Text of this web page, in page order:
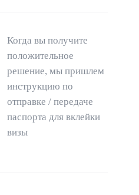
Когда вы получите
положительное
решение, мы пришлем
инструкцию по
отправке / передаче
паспорта для вклейки
визы